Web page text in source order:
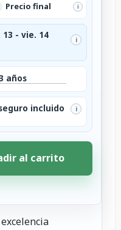
Precio final i
- vie. 14
i
años
incluido i
al carrito